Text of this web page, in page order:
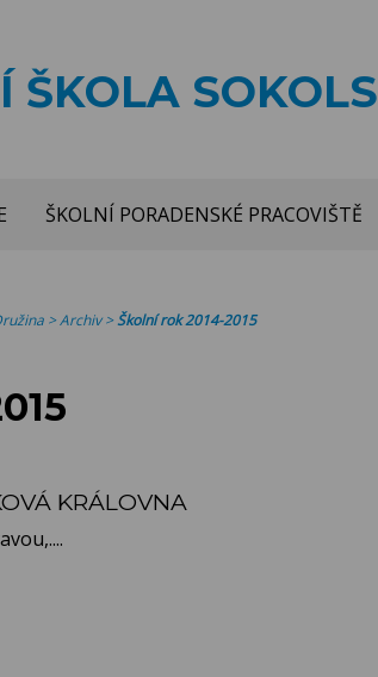
ŠKOLA
ŠKOLNÍ PORADENSKÉ PRACOVIŠTĚ
>Archiv>Školní rok 2014-2015
KRÁLOVNA